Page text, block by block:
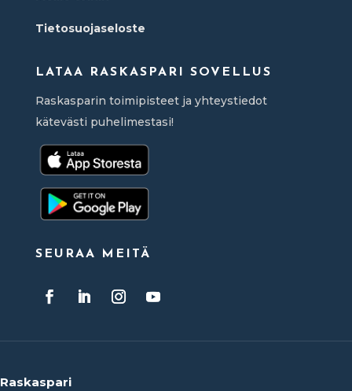
Tietosuojaseloste
LATAA RASKASPARI SOVELLUS
Raskasparin toimipisteet ja yhteystiedot
kätevästi puhelimestasi!
SEURAA MEITÄ
Raskaspari